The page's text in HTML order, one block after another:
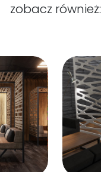
zobacz również: